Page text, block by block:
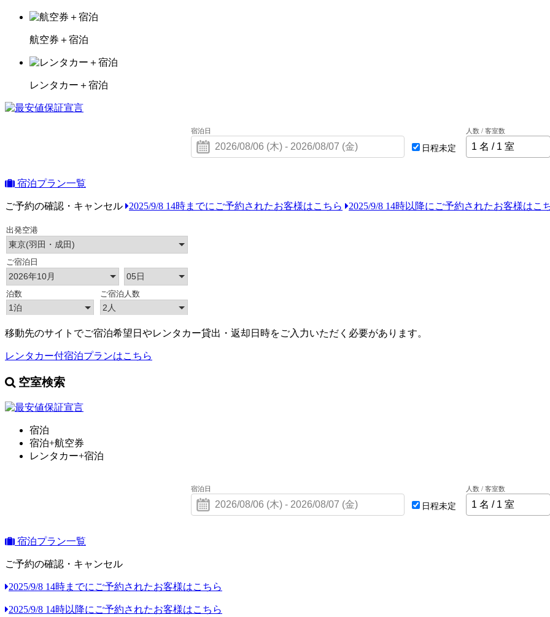
航空券＋宿泊
レンタカー＋宿泊
宿泊日
日程未定
人数 / 客室数
宿泊プラン一覧
ご予約の確認・キャンセル 2025/9/8 14時までにご予約されたお客様はこちら 2025/9/8 14時以降にご予約されたお客様はこ
移動先のサイトでご宿泊希望日やレンタカー貸出・返却日時をご入力いただく必要があります。
レンタカー付宿泊プランはこちら
空室検索
宿泊
宿泊+航空券
レンタカー+宿泊
宿泊日
日程未定
人数 / 客室数
宿泊プラン一覧
ご予約の確認・キャンセル
2025/9/8 14時までにご予約されたお客様はこちら
2025/9/8 14時以降にご予約されたお客様はこちら